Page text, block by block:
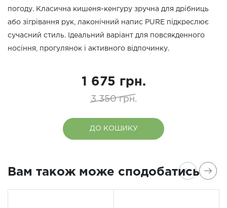
погоду. Класична кишеня-кенгуру зручна для дрібниць
або зігрівання рук, лаконічний напис PURE підкреслює
сучасний стиль. Ідеальний варіант для повсякденного
носіння, прогулянок і активного відпочинку.
1 675 грн.
3 350 грн.
ДО КОШИКУ
Вам також може сподобатись